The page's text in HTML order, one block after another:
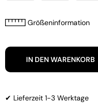
Größeninformation
IN DEN WARENKORB
✔ Lieferzeit 1-3 Werktage